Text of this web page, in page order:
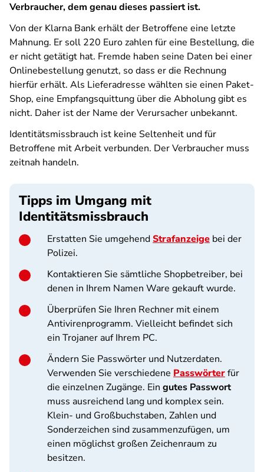
Verbraucher, dem genau dieses passiert ist.
Von der Klarna Bank erhält der Betroffene eine letzte
Mahnung. Er soll 220 Euro zahlen für eine Bestellung, die
er nicht getätigt hat. Fremde haben seine Daten bei einer
Onlinebestellung genutzt, so dass er die Rechnung
hierfür erhält. Als Lieferadresse wählten sie einen Paket-
Shop, eine Empfangsquittung über die Abholung gibt es
nicht. Daher ist der Name der Verursacher unbekannt.
Identitätsmissbrauch ist keine Seltenheit und für
Betroffene mit Arbeit verbunden. Der Verbraucher muss
zeitnah handeln.
Tipps im Umgang mit
Identitätsmissbrauch
Erstatten Sie umgehendStrafanzeige bei der
Polizei.
Kontaktieren Sie sämtliche Shopbetreiber, bei
denen in Ihrem Namen Ware gekauft wurde.
Überprüfen Sie Ihren Rechner mit einem
Antivirenprogramm. Vielleicht befindet sich
ein Trojaner auf Ihrem PC.
Ändern Sie Passwörter und Nutzerdaten.
Verwenden Sie verschiedene Passwörterfür
die einzelnen Zugänge. Ein gutes Passwort
muss ausreichend lang und komplex sein.
Klein- und Großbuchstaben, Zahlen und
Sonderzeichen sind zusammenzufügen, um
einen möglichst großen Zeichenraum zu
besitzen.